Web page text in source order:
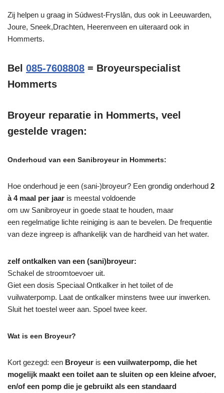
Zij helpen u graag in Súdwest-Fryslân, dus ook in Leeuwarden,
Joure, Sneek,Drachten, Heerenveen en uiteraard ook in
Hommerts.
Bel 085-7608808 = Broyeurspecialist
Hommerts
Broyeur reparatie in Hommerts, veel
gestelde vragen:
Onderhoud van een Sanibroyeur in Hommerts:
Hoe onderhoud je een (sani-)broyeur? Een grondig onderhoud 2
à 4 maal per jaar is meestal voldoende
om uw Sanibroyeur in goede staat te houden, maar
een regelmatige lichte reiniging is aan te bevelen. De frequentie
van deze ingreep is afhankelijk van de hardheid van het water.
zelf ontkalken van een (sani)broyeur:
Schakel de stroomtoevoer uit.
Giet een dosis Speciaal Ontkalker in het toilet of de
vuilwaterpomp. Laat de ontkalker minstens twee uur inwerken.
Sluit het toestel weer aan. Spoel twee keer.
Wat is een Broyeur?
Kort gezegd: een Broyeur is een vuilwaterpomp, die het
mogelijk maakt een toilet aan te sluiten op een kleine afvoer,
en/of een pomp die je gebruikt als een standaard